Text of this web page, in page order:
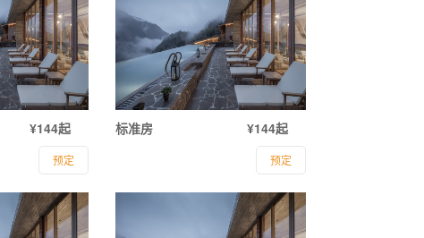
¥144起
预定
标准房 ¥144起
预定